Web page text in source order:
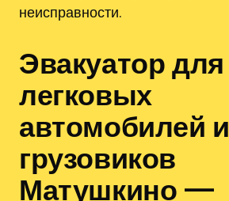
неисправности.
Эвакуатор для
легковых
автомобилей и
грузовиков
Матушкино —